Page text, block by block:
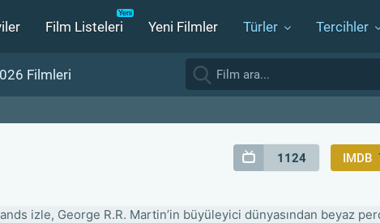
Film Listeleri Yeni Filmler Türler Tercihler
Filmleri
1124 IMDB
izle, George R.R. Martin’in büyüleyici dünyasından beyaz